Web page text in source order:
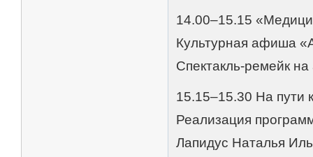
14.00–15.15
Культурная афиша
Спектакль-ремейк
15.15–15.30 На пути
Реализация
Лапидус Наталья